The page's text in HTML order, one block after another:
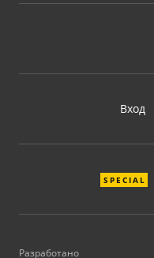
Вход
SPECIAL
Разработано